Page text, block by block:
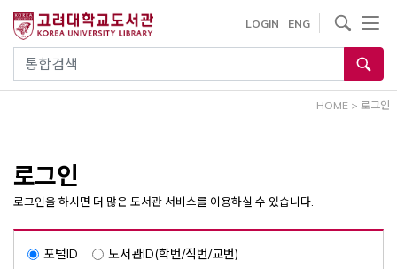
건
통합검색
LOGIN ENG
사이트내 검색
HOME > 로그인
로그인
로그인을 하시면 더 많은 도서관 서비스를 이용하실 수 있습니다.
포털ID 도서관ID(학번/직번/교번)